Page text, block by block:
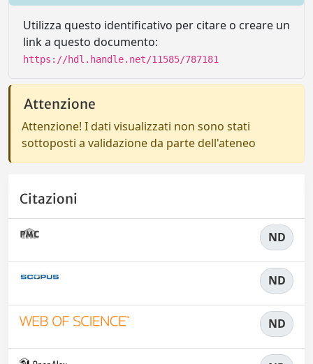
Utilizza questo identificativo per citare o creare un
link a questo documento:
https://hdl.handle.net/11585/787181
Attenzione
Attenzione! I dati visualizzati non sono stati
sottoposti a validazione da parte dell'ateneo
Citazioni
ND
ND
ND